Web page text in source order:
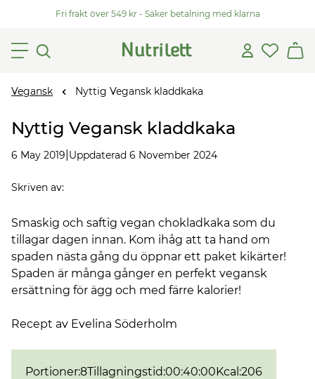
Fri frakt över 549 kr - Säker betalning med klarna
Vegansk Nyttig Vegansk kladdkaka
Nyttig Vegansk kladdkaka
6 May 2019 Uppdaterad 6 November 2024
Skriven av:
Smaskig och saftig vegan chokladkaka som du
tillagar dagen innan. Kom ihåg att ta hand om
spaden nästa gång du öppnar ett paket kikärter!
Spaden är många gånger en perfekt vegansk
ersättning för ägg och med färre kalorier!
Recept av Evelina Söderholm
Portioner:8Tillagningstid:00:40:00Kcal :206